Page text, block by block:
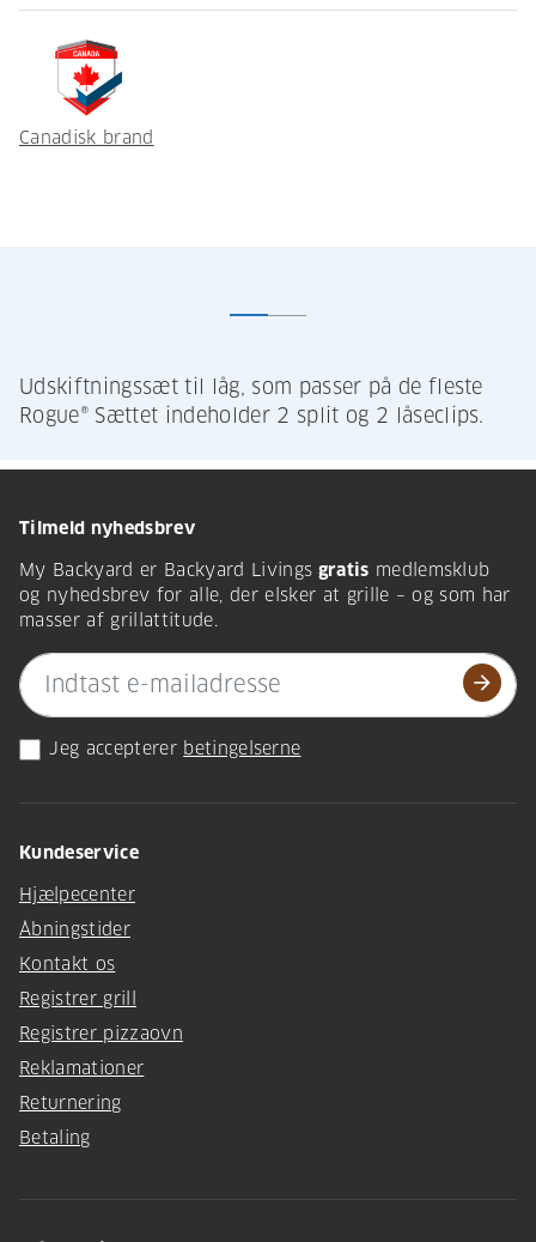
Canadisk brand
Udskiftningssæt til låg, som passer på de fleste
Rogue® Sættet indeholder 2 split og 2 låseclips.
Tilmeld nyhedsbrev
My Backyard er Backyard Livings gratis medlemsklub
og nyhedsbrev for alle, der elsker at grille – og som har
masser af grillattitude.
arrow_forward
Jeg accepterer betingelserne
Kundeservice
Hjælpecenter
Åbningstider
Kontakt os
Registrer grill
Registrer pizzaovn
Reklamationer
Returnering
Betaling